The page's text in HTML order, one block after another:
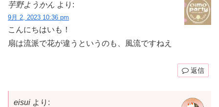
芋野ようかん より:
9月 2, 2023 10:36 pm
こんにちはいも！
扇は流派で花が違うというのも、風流ですねえ
返信
eisui より: